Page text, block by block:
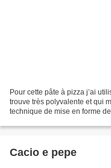
Pour cette pâte à pizza j’ai
trouve très polyvalente et qui
technique de mise en forme
Cacio e pepe